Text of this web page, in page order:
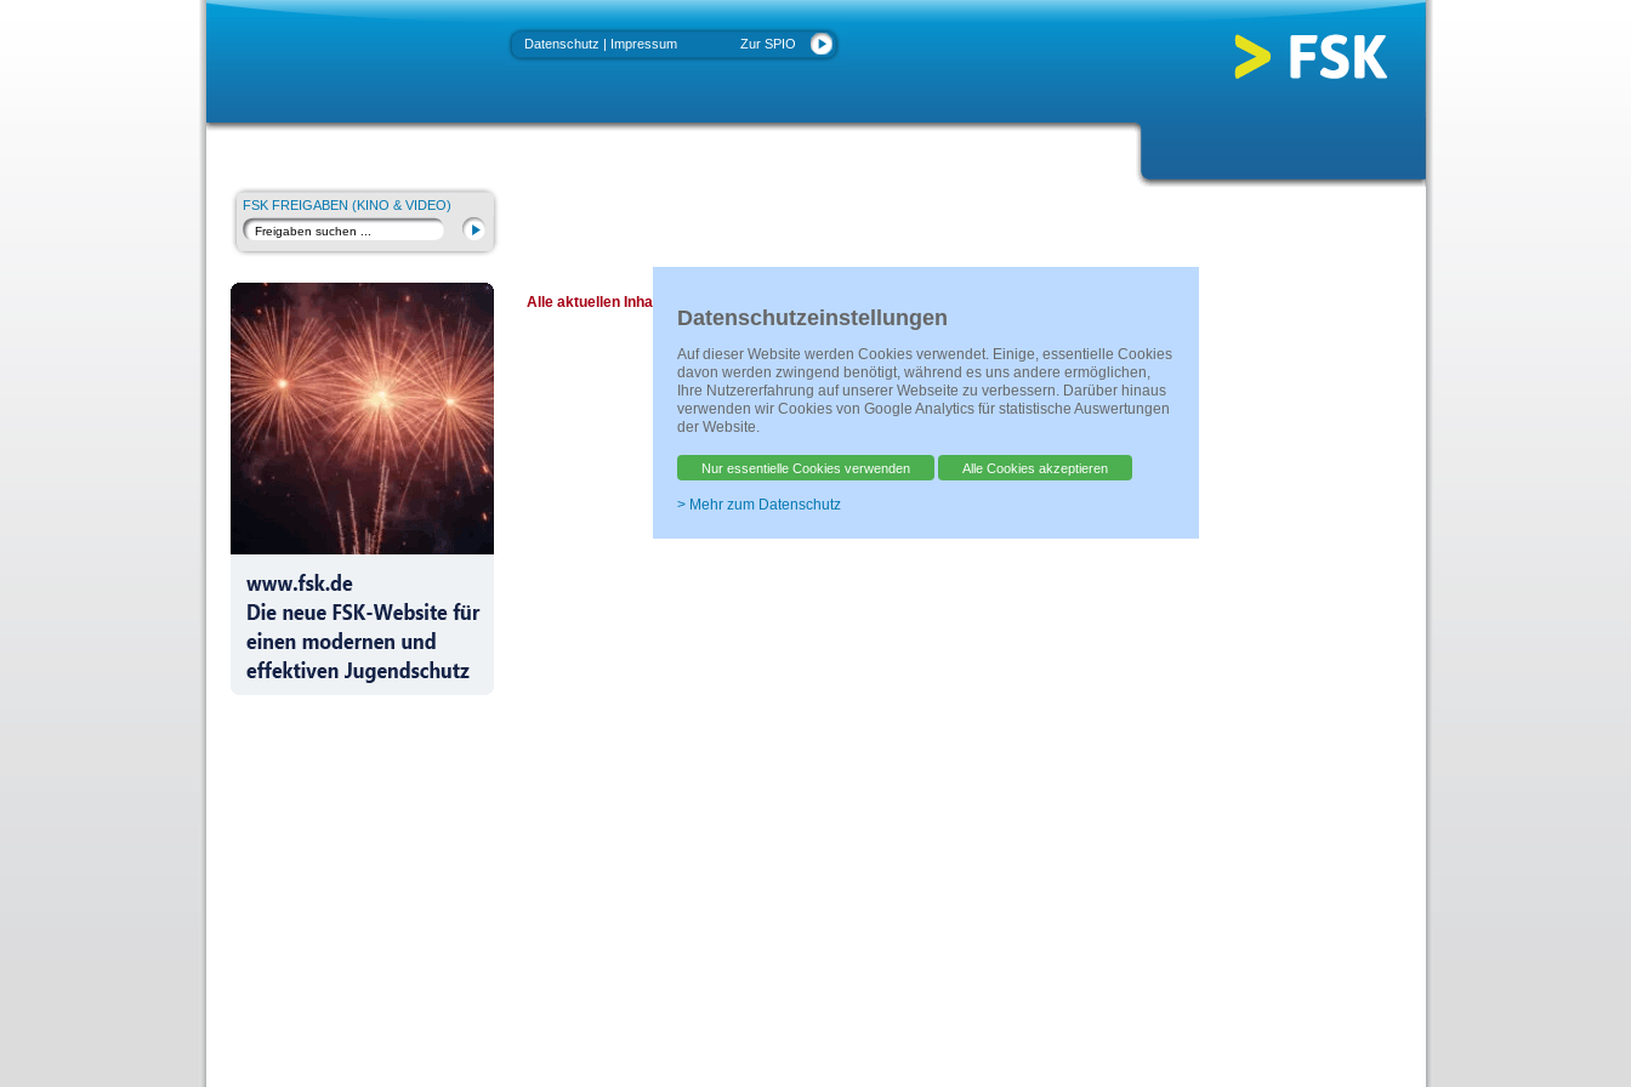
Datenschutzeinstellungen
Auf dieser Website werden Cookies verwendet. Einige, essentielle Cookies
davon werden zwingend benötigt, während es uns andere ermöglichen,
Ihre Nutzererfahrung auf unserer Webseite zu verbessern. Darüber hinaus
verwenden wir Cookies von Google Analytics für statistische Auswertungen
der Website.
Nur essentielle Cookies verwenden Alle Cookies akzeptieren
> Mehr zum Datenschutz
Datenschutz | Impressum Zur SPIO
FSK FREIGABEN (KINO & VIDEO)
Alle aktuellen Inhalte finden sie auf der neuen Website unter www.spio.de